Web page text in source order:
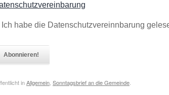
Ich habe die Datenschutzvereinnbarung
inAllgemein Sonntagsbrief an die Gemeinde